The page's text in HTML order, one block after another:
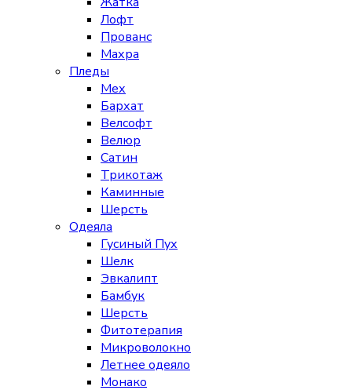
Лофт
Прованс
Махра
Пледы
Мех
Бархат
Велсофт
Велюр
Сатин
Трикотаж
Каминные
Шерсть
Одеяла
Гусиный Пух
Шелк
Эвкалипт
Бамбук
Шерсть
Фитотерапия
Микроволокно
Летнее одеяло
Монако